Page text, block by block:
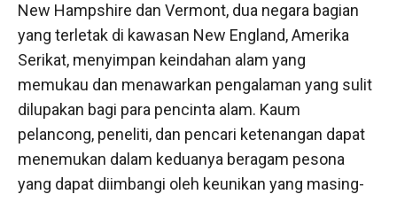
New Hampshire dan Vermont, dua negara bagian
yang terletak di kawasan New England, Amerika
Serikat, menyimpan keindahan alam yang
memukau dan menawarkan pengalaman yang sulit
dilupakan bagi para pencinta alam. Kaum
pelancong, peneliti, dan pencari ketenangan dapat
menemukan dalam keduanya beragam pesona
yang dapat diimbangi oleh keunikan yang masing-